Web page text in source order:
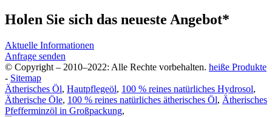
Holen Sie sich das neueste Angebot*
Aktuelle Informationen
Anfrage senden
© Copyright – 2010–2022: Alle Rechte vorbehalten. heiße Produkte
- Sitemap
Ätherisches Öl, Hautpflegeöl, 100 % reines natürliches Hydrosol,
Ätherische Öle, 100 % reines natürliches ätherisches Öl, Ätherisches
Pfefferminzöl in Großpackung,